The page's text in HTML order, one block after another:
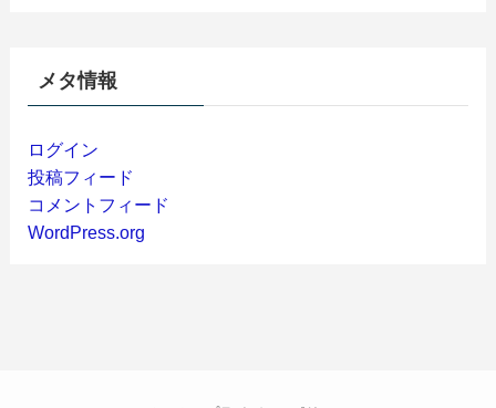
メタ情報
ログイン
投稿フィード
コメントフィード
WordPress.org